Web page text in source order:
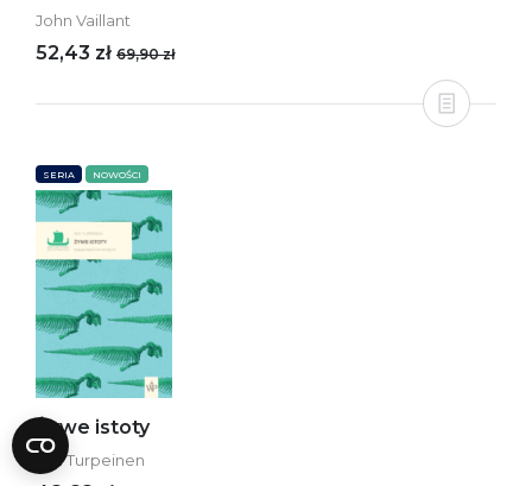
John Vaillant
52,43 zł 69,90 zł
SERIA NOWOŚCI
Żywe istoty
Iida Turpeinen